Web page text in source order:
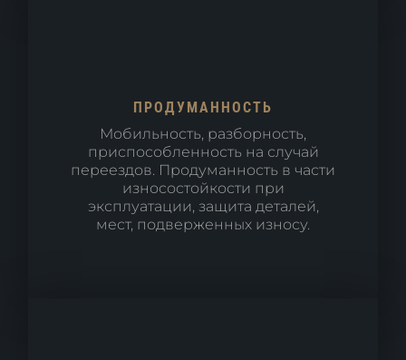
ПРОДУМАННОСТЬ
Мобильность, разборность,
приспособленность на случай
переездов. Продуманность в части
износостойкости при
эксплуатации, защита деталей,
мест, подверженных износу.